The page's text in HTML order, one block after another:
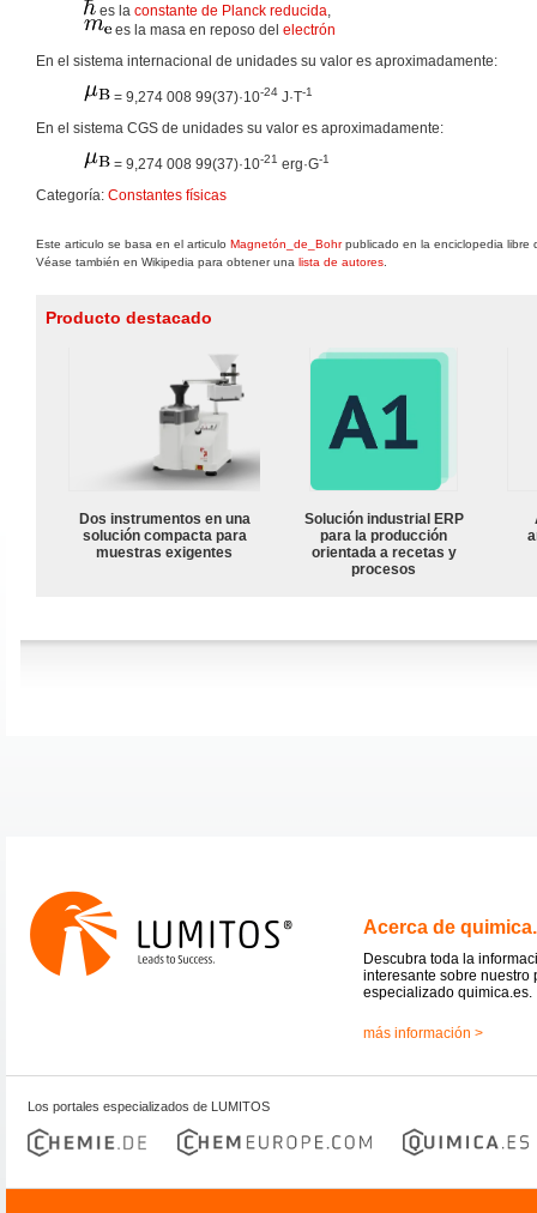
es la constante de Planck reducida,
es la masa en reposo del electrón
En el sistema internacional de unidades su valor es aproximadamente:
= 9,274 008 99(37)·10-24 J·T-1
En el sistema CGS de unidades su valor es aproximadamente:
= 9,274 008 99(37)·10-21 erg·G-1
Categoría: Constantes físicas
Este articulo se basa en el articulo Magnetón_de_Bohrpublicado en la enciclopedia libre
Véase también en Wikipedia para obtener una lista de autores
Producto destacado
Dos instrumentos en una
solución compacta para
muestras exigentes
Solución industrial ERP
para la producción
orientada a recetas y
procesos
Acerca de
Descubra toda la
interesante sobre nuestro
especializado quimica.es.
más información >
Los portales especializados de LUMITOS